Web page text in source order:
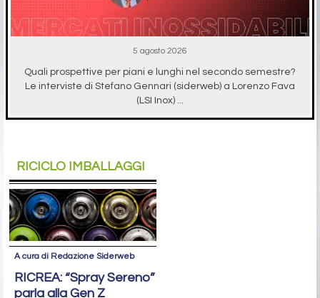
5 agosto 2026
Quali prospettive per piani e lunghi nel secondo semestre?
Le interviste di Stefano Gennari (siderweb) a Lorenzo Fava
(LSI Inox) ...
RICICLO IMBALLAGGI
A cura di Redazione Siderweb
RICREA: “Spray Sereno”
parla alla Gen Z